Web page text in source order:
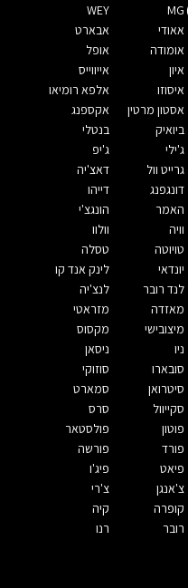
MG
WEY
אאודי
אבארט
אומודה
אופל
איון
אייווייס
איסוזו
אלפא רומיאו
אסטון מרטין
אקספנג
ביואיק
בנטלי
ג'ילי
ג'יפ
גרייט וול
דאצ'יה
דונגפנג
דייהו
האמר
הונגצ'י
וויה
וולוו
טויוטה
טסלה
יונדאי
לינק אנד קו
לנד רובר
לנצ'יה
מאזדה
מזראטי
מיצובישי
מקסוס
ניו
ניסאן
סובארו
סוזוקי
סיטרואן
סמארט
סקייוול
סרס
פוטון
פולסטאר
פורד
פורשה
פיאט
פיג'ו
צ'אנגן
צ'רי
קופרה
קיה
רובר
רנו